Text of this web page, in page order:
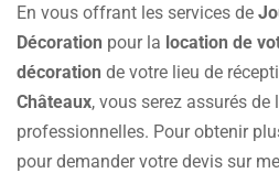
En vous offrant les services de
Décoration pour la location de
décoration de votre lieu de
Châteaux, vous serez assurés de
professionnelles. Pour obtenir
pour demander votre devis sur